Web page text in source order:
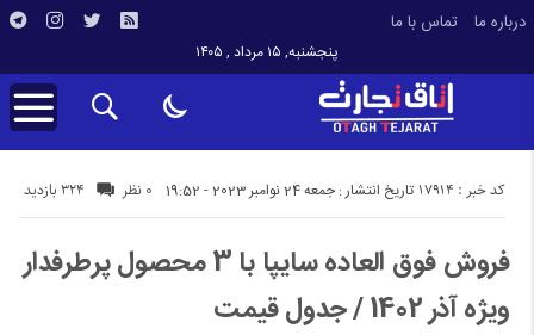
درباره ما تماس با ما
پنجشنبه, ۱۵ مرداد , ۱۴۰۵
تاریخ انتشار : جمعه 24 نوامبر 2023 - 19:52 324 بازدید کد خبر : 17914 0 نظر
فروش فوق العاده سایپا با 3 محصول پرطرفدار
ویژه آذر 1402 / جدول قیمت